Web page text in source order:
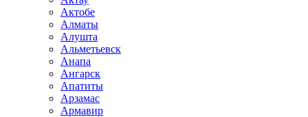
Актобе
Алматы
Алушта
Альметьевск
Анапа
Ангарск
Апатиты
Арзамас
Армавир